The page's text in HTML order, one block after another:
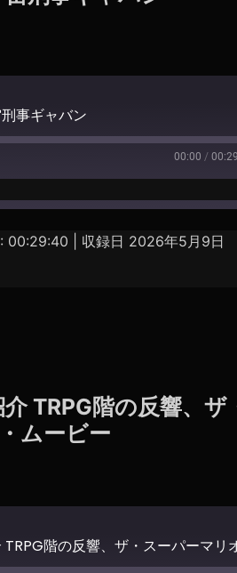
事ギャバン
00:00 /
00:29:40
収録日 2026年5月9日
TRPG階の反響、ザ
ムービー